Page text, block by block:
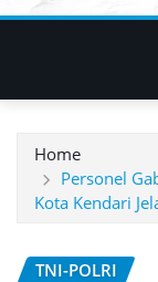
Home
Personel
Kota Kendari
TNI-POLRI